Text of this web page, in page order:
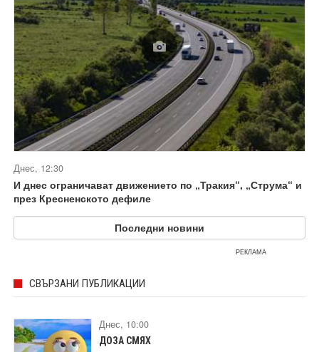
Днес, 12:30
И днес ограничават движението по „Тракия“, „Струма“ и
през Кресненското дефиле
Последни новини
РЕКЛАМА
СВЪРЗАНИ ПУБЛИКАЦИИ
Днес, 10:00
ДОЗА СМЯХ